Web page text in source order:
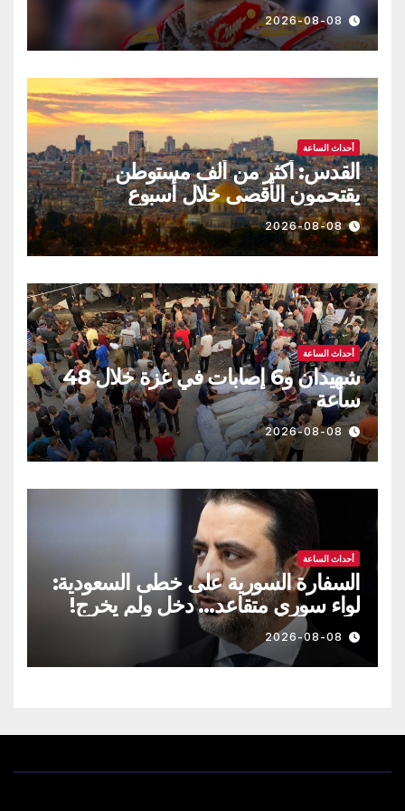
بالحصار مستمرة حتى تحقق أهدافها
2026-08-08
أحداث الساعة
القدس: أكثر من ألف مستوطن
يقتحمون الأقصى خلال أسبوع
2026-08-08
أحداث الساعة
شهيدان و6 إصابات في غزة خلال 48
ساعة
2026-08-08
أحداث الساعة
السفارة السورية على خطى السعودية:
لواء سوري متقاعد… دخل ولم يخرج!
2026-08-08